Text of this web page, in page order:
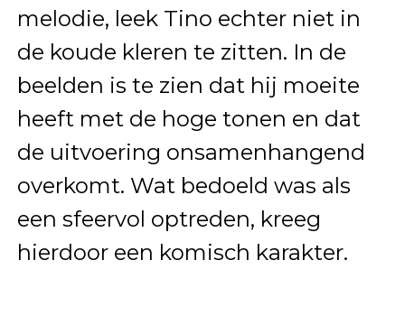
melodie, leek Tino echter niet in
de koude kleren te zitten. In de
beelden is te zien dat hij moeite
heeft met de hoge tonen en dat
de uitvoering onsamenhangend
overkomt. Wat bedoeld was als
een sfeervol optreden, kreeg
hierdoor een komisch karakter.